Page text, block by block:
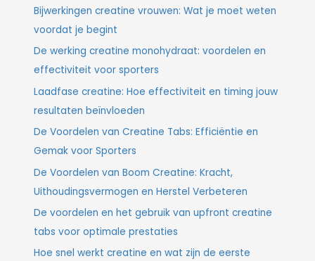
Bijwerkingen creatine vrouwen: Wat je moet weten
voordat je begint
De werking creatine monohydraat: voordelen en
effectiviteit voor sporters
Laadfase creatine: Hoe effectiviteit en timing jouw
resultaten beïnvloeden
De Voordelen van Creatine Tabs: Efficiëntie en
Gemak voor Sporters
De Voordelen van Boom Creatine: Kracht,
Uithoudingsvermogen en Herstel Verbeteren
De voordelen en het gebruik van upfront creatine
tabs voor optimale prestaties
Hoe snel werkt creatine en wat zijn de eerste